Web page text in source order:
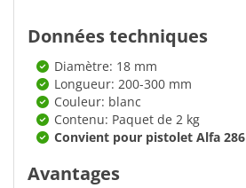
Données techniques
Diamètre: 18 mm
Longueur: 200-300 mm
Couleur: blanc
Contenu: Paquet de 2 kg
Convient pour pistolet Alfa 286
Avantages